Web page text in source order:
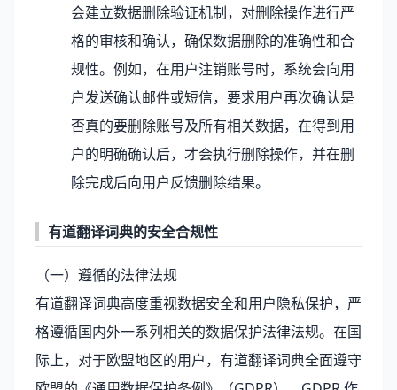
会建立数据删除验证机制，对删除操作进行严
格的审核和确认，确保数据删除的准确性和合
规性。例如，在用户注销账号时，系统会向用
户发送确认邮件或短信，要求用户再次确认是
否真的要删除账号及所有相关数据，在得到用
户的明确确认后，才会执行删除操作，并在删
除完成后向用户反馈删除结果。
有道翻译词典的安全合规性
（一）遵循的法律法规
有道翻译词典高度重视数据安全和用户隐私保护，严
格遵循国内外一系列相关的数据保护法律法规。在国
际上，对于欧盟地区的用户，有道翻译词典全面遵守